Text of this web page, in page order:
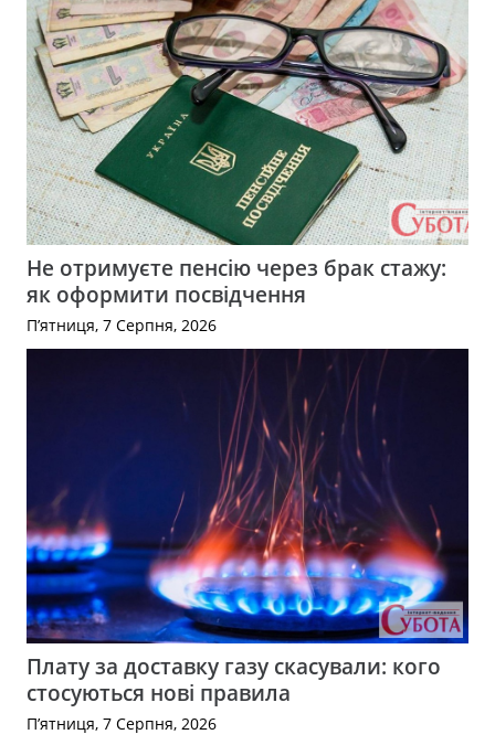
Не отримуєте пенсію через брак стажу:
як оформити посвідчення
П’ятниця, 7 Серпня, 2026
Плату за доставку газу скасували: кого
стосуються нові правила
П’ятниця, 7 Серпня, 2026